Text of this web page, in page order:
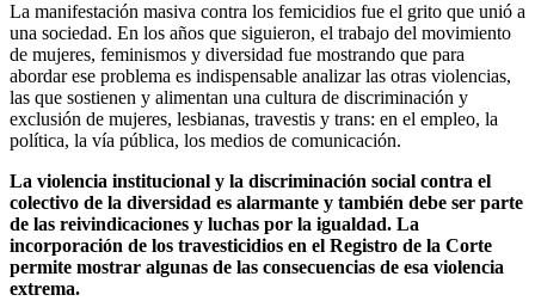
La manifestación masiva contra los femicidios fue el grito que unió a
una sociedad. En los años que siguieron, el trabajo del movimiento
de mujeres, feminismos y diversidad fue mostrando que para
abordar ese problema es indispensable analizar las otras violencias,
las que sostienen y alimentan una cultura de discriminación y
exclusión de mujeres, lesbianas, travestis y trans: en el empleo, la
política, la vía pública, los medios de comunicación.
La violencia institucional y la discriminación social contra el
colectivo de la diversidad es alarmante y también debe ser parte
de las reivindicaciones y luchas por la igualdad. La
incorporación de los travesticidios en el Registro de la Corte
permite mostrar algunas de las consecuencias de esa violencia
extrema.